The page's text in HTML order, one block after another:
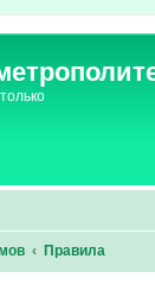
Правила